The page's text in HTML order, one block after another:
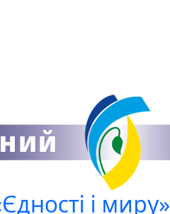
і миру»